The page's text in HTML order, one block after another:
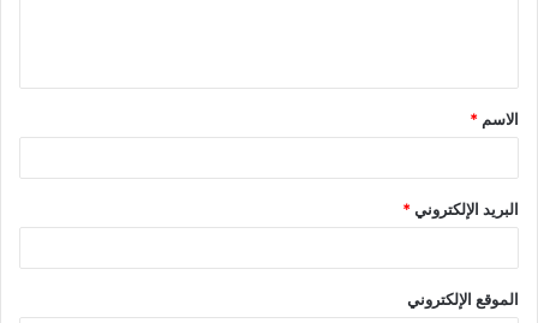
الاسم *
البريد الإلكتروني*
الموقع الإلكتروني